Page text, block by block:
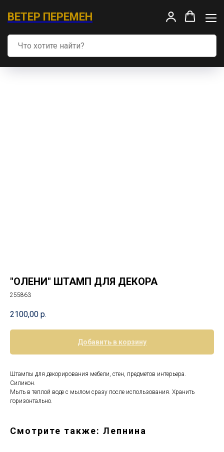
ВЕТЕР ПЕРЕМЕН
"ОЛЕНИ" ШТАМП ДЛЯ ДЕКОРА
255863
2100,00 р.
Добавить в корзину
Штампы для декорирования мебели, стен, предметов интерьера.
Силикон.
Мыть в теплой воде с мылом сразу после использования. Хранить
горизонтально.
Смотрите также: Лепнина